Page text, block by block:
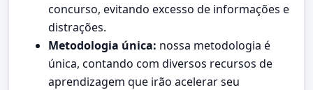
concurso, evitando excesso de informações e
distrações.
Metodologia única: nossa metodologia é
única, contando com diversos recursos de
aprendizagem que irão acelerar seu